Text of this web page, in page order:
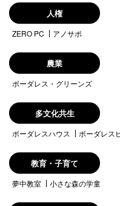
人権
ZERO PC アノサポ
農業
ボーダレス・グリーンズ
多文化共生
ボーダレスハウス ボーダレス
教育・子育て
夢中教室 小さな森の学童